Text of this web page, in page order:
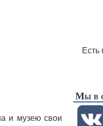
и музею свои
Мы в